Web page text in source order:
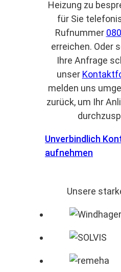
Heizung zu
für Sie
Rufnummer
erreichen. Oder
Ihre Anfrage
unser
melden uns
zurück, um Ihr
Unverbindlich
aufnehmen
Unsere